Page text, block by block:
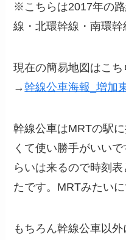
※こちらは2017年の
線・北環幹線・南環幹
現在の簡易地図はこち
→幹線公車海報_增加
幹線公車はMRTの駅
くて使い勝手がいい
らいは来るので時刻
たです。MRTみたいに
もちろん幹線公車以